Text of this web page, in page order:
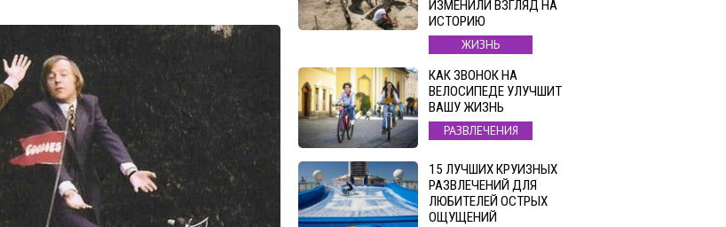
ИЗМЕНИЛИ ВЗГЛЯД НА
ИСТОРИЮ
ЖИЗНЬ
КАК ЗВОНОК НА
ВЕЛОСИПЕДЕ УЛУЧШИТ
ВАШУ ЖИЗНЬ
РАЗВЛЕЧЕНИЯ
15 ЛУЧШИХ КРУИЗНЫХ
РАЗВЛЕЧЕНИЙ ДЛЯ
ЛЮБИТЕЛЕЙ ОСТРЫХ
ОЩУЩЕНИЙ